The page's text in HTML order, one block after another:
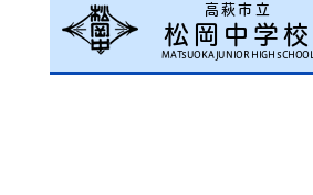
高萩市立
松岡中学校
MATSUOKA JUNIOR HIGH SCHOOL